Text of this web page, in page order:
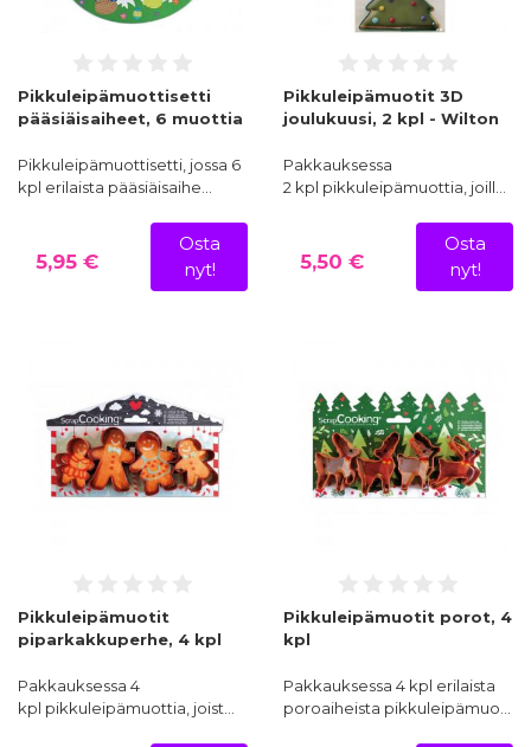
Pikkuleipämuottisetti
pääsiäisaiheet, 6 muottia
Pikkuleipämuottisetti, jossa 6
kpl erilaista pääsiäisaihe…
5,95 €
Osta
nyt!
Pikkuleipämuotit 3D
joulukuusi, 2 kpl - Wilton
Pakkauksessa
2 kpl pikkuleipämuottia, joill…
5,50 €
Osta
nyt!
Pikkuleipämuotit
piparkakkuperhe, 4 kpl
Pakkauksessa 4
kpl pikkuleipämuottia, joist…
Pikkuleipämuotit porot, 4
kpl
Pakkauksessa 4 kpl erilaista
poroaiheista pikkuleipämuo…